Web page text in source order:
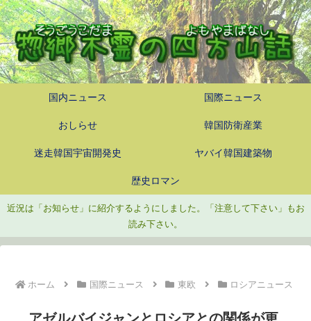
国内ニュース 国際ニュース
おしらせ 韓国防衛産業
迷走韓国宇宙開発史 ヤバイ韓国建築物
歴史ロマン
近況は「お知らせ」に紹介するようにしました。「注意して下さい」もお
読み下さい。
ホーム 国際ニュース 東欧 ロシアニュース